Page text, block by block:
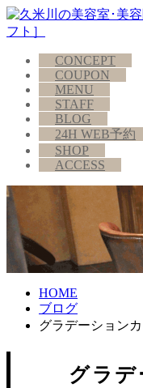
CONCEPT
COUPON
MENU
STAFF
BLOG
24H WEB予約
SHOP
ACCESS
HOME
ブログ
グラデーション
グラ